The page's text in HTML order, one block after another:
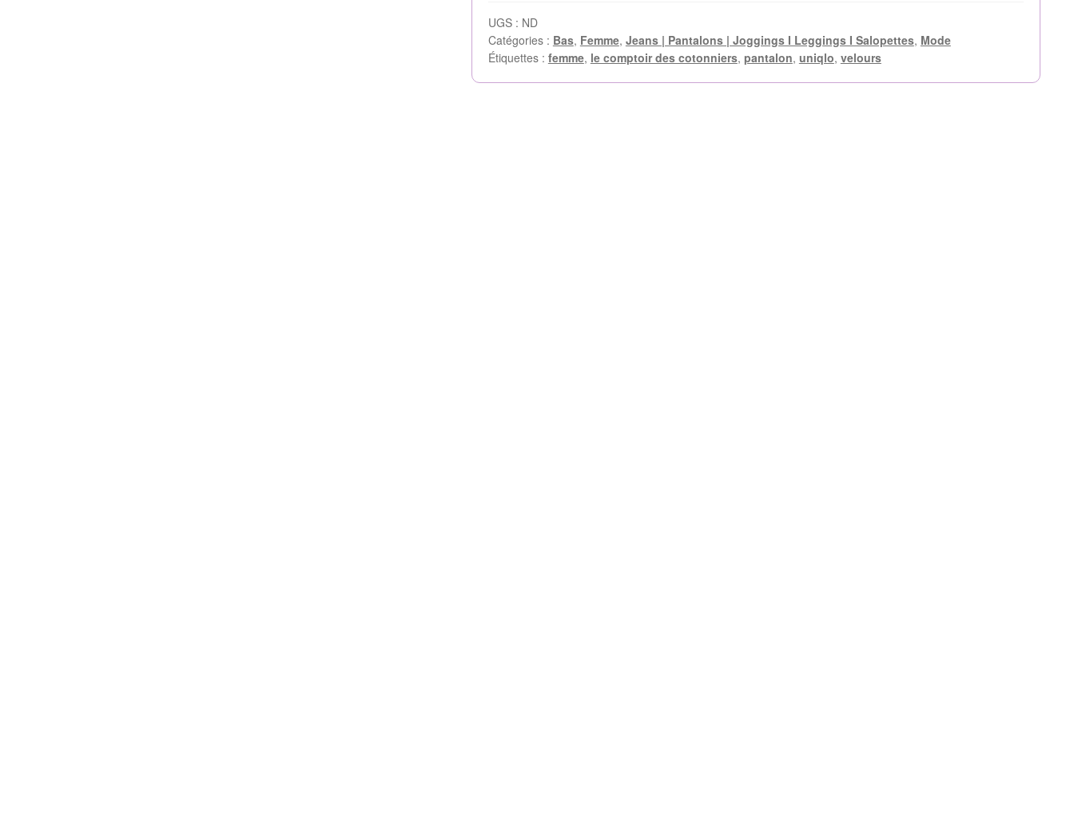
UGS : ND
Catégories : Bas, Femme, Jeans | Pantalons | Joggings I Leggings I Salopettes, Mode
Étiquettes : femme, le comptoir des cotonniers, pantalon, uniqlo, velours